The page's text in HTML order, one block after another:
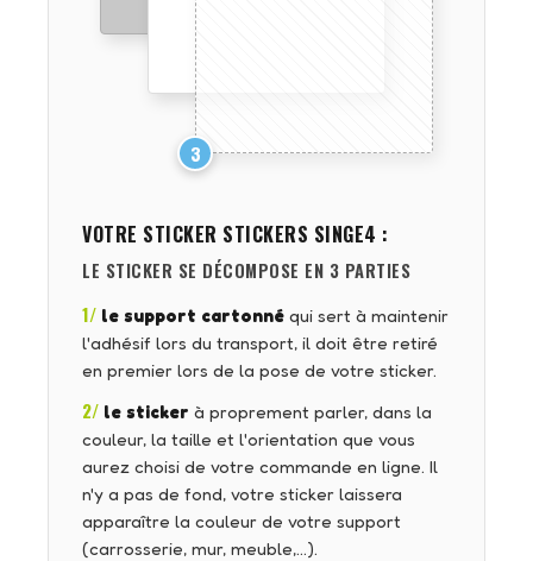
3
VOTRE STICKER STICKERS SINGE4 :
LE STICKER SE DÉCOMPOSE EN 3 PARTIES
1/ le support cartonné qui sert à maintenir
l'adhésif lors du transport, il doit être retiré
en premier lors de la pose de votre sticker.
2/ le sticker à proprement parler, dans la
couleur, la taille et l'orientation que vous
aurez choisi de votre commande en ligne. Il
n'y a pas de fond, votre sticker laissera
apparaître la couleur de votre support
(carrosserie, mur, meuble,…).